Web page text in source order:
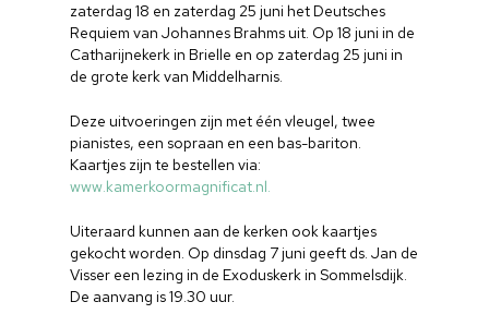
zaterdag 18 en zaterdag 25 juni het Deutsches
Requiem van Johannes Brahms uit. Op 18 juni in de
Catharijnekerk in Brielle en op zaterdag 25 juni in
de grote kerk van Middelharnis.
Deze uitvoeringen zijn met één vleugel, twee
pianistes, een sopraan en een bas-bariton.
Kaartjes zijn te bestellen via:
www.kamerkoormagnificat.nl.
Uiteraard kunnen aan de kerken ook kaartjes
gekocht worden. Op dinsdag 7 juni geeft ds. Jan de
Visser een lezing in de Exoduskerk in Sommelsdijk.
De aanvang is 19.30 uur.